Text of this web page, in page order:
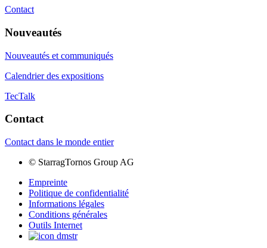
Contact
Nouveautés
Nouveautés et communiqués
Calendrier des expositions
TecTalk
Contact
Contact dans le monde entier
© StarragTornos Group AG
Empreinte
Politique de confidentialité
Informations légales
Conditions générales
Outils Internet